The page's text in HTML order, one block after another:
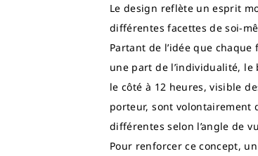
Le design reflète un esprit
différentes facettes de soi-
Partant de l’idée que
une part de l’individualité,
le côté à 12 heures, visible
porteur, sont
différentes selon l’angle de
Pour renforcer ce concept,